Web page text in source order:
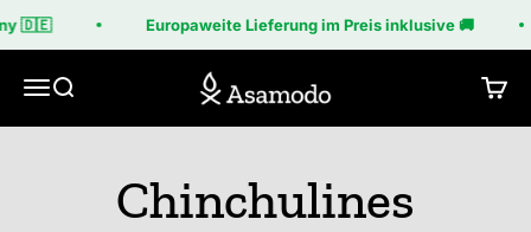
Zum Inhalt springen
🇩🇪 Europaweite Lieferung im Preis inklusive 🚚
MenüSuche Asamodo
Chinchulines